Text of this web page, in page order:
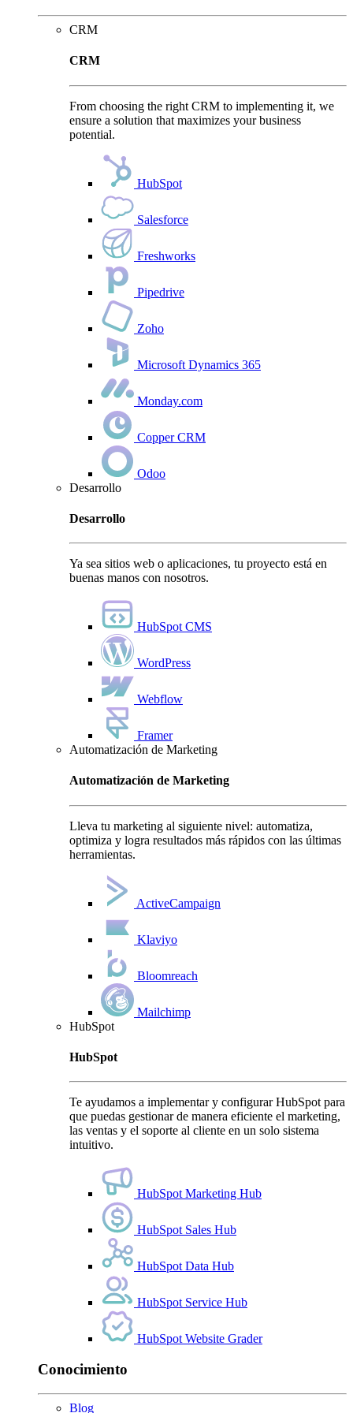
CRM
CRM
From choosing the right CRM to implementing it, we
ensure a solution that maximizes your business
potential.
HubSpot
Salesforce
Freshworks
Pipedrive
Zoho
Microsoft Dynamics 365
Monday.com
Copper CRM
Odoo
Desarrollo
Desarrollo
Ya sea sitios web o aplicaciones, tu proyecto está en
buenas manos con nosotros.
HubSpot CMS
WordPress
Webflow
Framer
Automatización de Marketing
Automatización de Marketing
Lleva tu marketing al siguiente nivel: automatiza,
optimiza y logra resultados más rápidos con las últimas
herramientas.
ActiveCampaign
Klaviyo
Bloomreach
Mailchimp
HubSpot
HubSpot
Te ayudamos a implementar y configurar HubSpot para
que puedas gestionar de manera eficiente el marketing,
las ventas y el soporte al cliente en un solo sistema
intuitivo.
HubSpot Marketing Hub
HubSpot Sales Hub
HubSpot Data Hub
HubSpot Service Hub
HubSpot Website Grader
Conocimiento
Blog